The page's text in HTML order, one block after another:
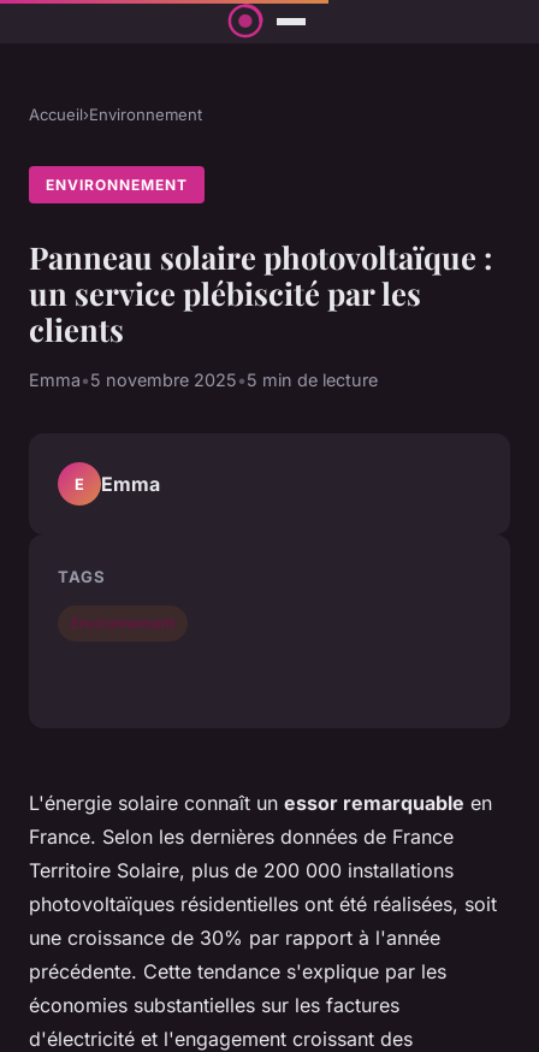
Accueil›Environnement
ENVIRONNEMENT
Panneau solaire photovoltaïque :
un service plébiscité par les
clients
Emma•5 novembre 2025•5 min de lecture
L'énergie solaire connaît un essor remarquable en
France. Selon les dernières données de France
Territoire Solaire, plus de 200 000 installations
photovoltaïques résidentielles ont été réalisées, soit
une croissance de 30% par rapport à l'année
précédente. Cette tendance s'explique par les
économies substantielles sur les factures
d'électricité et l'engagement croissant des
E Emma
TAGS
Environnement